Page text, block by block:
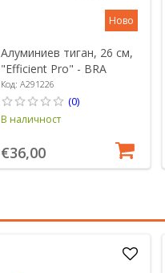
Ново
Алуминиев тиган, 26 см,
"Efficient Pro" - BRA
Код: A291226
(0)
В наличност
€36,00